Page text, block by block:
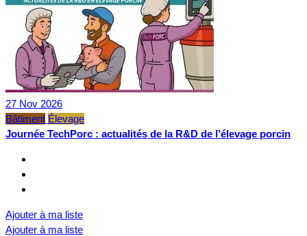
27 Nov 2026
Bâtiment Élevage
Journée TechPorc : actualités de la R&D de l’élevage porcin
Ajouter à ma liste
Ajouter à ma liste